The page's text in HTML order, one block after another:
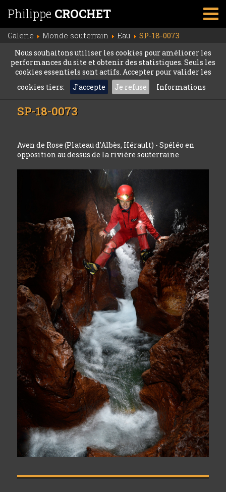
Philippe CROCHET
Galerie Monde souterrain Eau SP-18-0073
Nous souhaitons utiliser les cookies pour améliorer les
performances du site et obtenir des statistiques. Seuls les
cookies essentiels sont actifs. Accepter pour valider les
cookies tiers:
J'accepte Je refuse Informations
SP-18-0073
Aven de Rose (Plateau d'Albès, Hérault) - Spéléo en
opposition au dessus de la rivière souterraine